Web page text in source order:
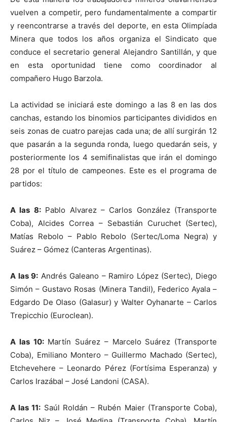
vuelven a competir, pero fundamentalmente a compartir
y reencontrarse a través del deporte, en esta Olimpíada
Minera que todos los años organiza el Sindicato que
conduce el secretario general Alejandro Santillán, y que
en esta oportunidad tiene como coordinador al
compañero Hugo Barzola.
La actividad se iniciará este domingo a las 8 en las dos
canchas, estando los binomios participantes divididos en
seis zonas de cuatro parejas cada una; de allí surgirán 12
que pasarán a la segunda ronda, luego quedarán seis, y
posteriormente los 4 semifinalistas que irán el domingo
28 por el título de campeones. Este es el programa de
partidos:
A las 8:Pablo Alvarez – Carlos González (Transporte
Coba), Alcides Correa – Sebastián Curuchet (Sertec),
Matías Rebolo – Pablo Rebolo (Sertec/Loma Negra) y
Suárez – Gómez (Canteras Argentinas).
A las 9: Andrés Galeano – Ramiro López (Sertec), Diego
Simón – Gustavo Rosas (Minera Tandil), Federico Ayala –
Edgardo De Olaso (Galasur) y Walter Oyhanarte – Carlos
Trepicchio (Euroclean).
A las 10:Martín Suárez – Marcelo Suárez (Transporte
Coba), Emiliano Montero – Guillermo Machado (Sertec),
Etchevehere – Leonardo Pérez (Fortísima Esperanza) y
Carlos Irazábal – José Landoni (CASA).
A las 11: Saúl Roldán – Rubén Maier (Transporte Coba),